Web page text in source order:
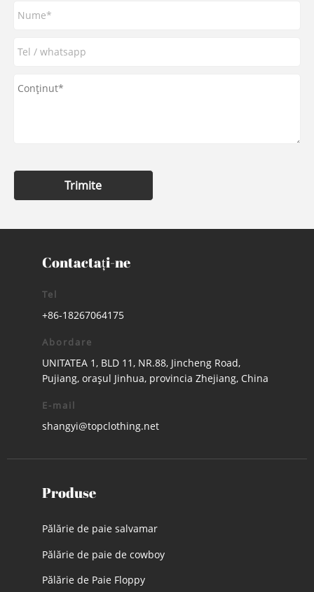
Trimite
Contactaţi-ne
Tel
+86-18267064175
Abordare
UNITATEA 1, BLD 11, NR.88, Jincheng Road,
Pujiang, orașul Jinhua, provincia Zhejiang, China
E-mail
shangyi@topclothing.net
Produse
Pălărie de paie salvamar
Pălărie de paie de cowboy
Pălărie de Paie Floppy